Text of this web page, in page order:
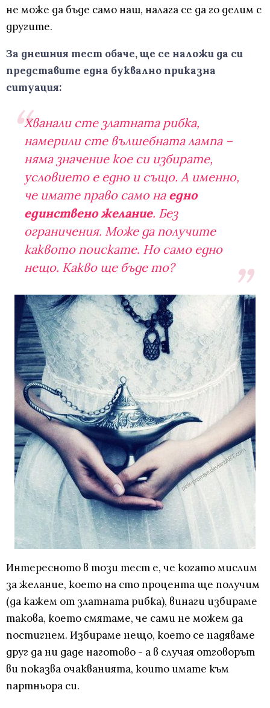
не може да бъде само наш, налага се да го делим с
другите.
За днешния тест обаче, ще се наложи да си
представите една буквално приказна
ситуация:
Хванали сте златната рибка,
намерили сте вълшебната лампа –
няма значение кое си избирате,
условието е едно и също. А именно,
че имате право само на едно
единствено желание. Без
ограничения. Може да получите
каквото поискате. Но само едно
нещо. Какво ще бъде то?
Интересното в този тест е, че когато мислим
за желание, което на сто процента ще получим
(да кажем от златната рибка), винаги избираме
такова, което смятаме, че сами не можем да
постигнем. Избираме нещо, което се надяваме
друг да ни даде наготово - а в случая отговорът
ви показва очакванията, които имате към
партньора си.